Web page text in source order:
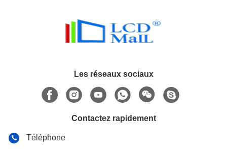
Les réseaux sociaux
Contactez rapidement
Téléphone